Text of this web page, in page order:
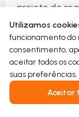
projeto de
Read more
Utilizamos
funcionamento do
consentimento,
aceitar todos os
suas preferências.
Aceitar